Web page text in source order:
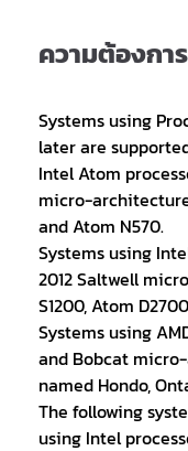
ความต้องกา
Systems using
later are
Intel Atom
micro-
and Atom N570.
Systems using
2012 Saltwell
S1200, Atom
Systems using
and Bobcat
named Hondo,
The following
using Intel